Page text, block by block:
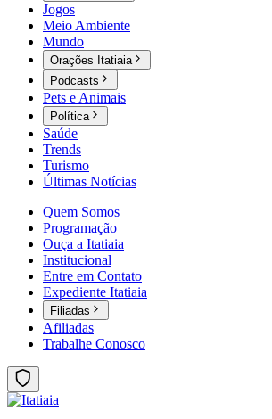
Jogos
Meio Ambiente
Mundo
Orações Itatiaia
Podcasts
Pets e Animais
Política
Saúde
Trends
Turismo
Últimas Notícias
Quem Somos
Programação
Ouça a Itatiaia
Institucional
Entre em Contato
Expediente Itatiaia
Filiadas
Afiliadas
Trabalhe Conosco